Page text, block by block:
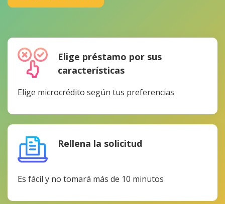
Elige préstamo por sus
características
Elige microcrédito según tus preferencias
Rellena la solicitud
Es fácil y no tomará más de 10 minutos